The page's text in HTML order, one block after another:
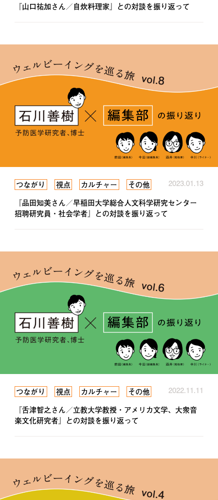
『山口祐加さん／自炊料理家』との対談を振り返って
つながり 視点 カルチャー その他
2023.01.13
『品田知美さん／早稲田大学総合人文科学研究センター
招聘研究員・社会学者』との対談を振り返って
つながり 視点 カルチャー その他
2022.11.11
『舌津智之さん／立教大学教授・アメリカ文学、大衆音
楽文化研究者』との対談を振り返って